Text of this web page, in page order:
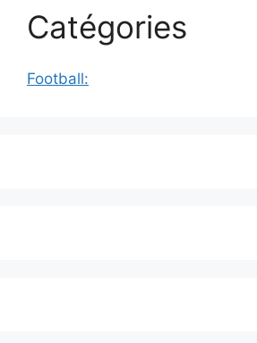
Catégories
Football: